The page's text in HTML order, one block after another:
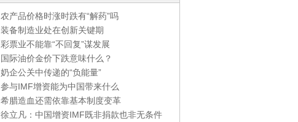
农产品价格时涨时跌有“解药”吗
装备制造业处在创新关键期
彩票业不能靠“不回复”谋发展
国际油价金价下跌意味什么？
奶企公关中传递的“负能量”
参与IMF增资能为中国带来什么
希腊造血还需依靠基本制度变革
徐立凡：中国增资IMF既非捐款也非无条件